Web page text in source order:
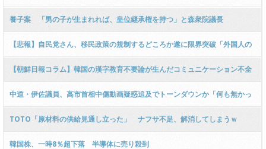
コに叩かれた！」と被害者ムーブを発動し炎上 ｗｗｗｗｗｗｗｗｗｗｗｗｗ
ｗｗｗｗｗｗｗ
養子案 「男の子が生まれれば、皇位継承権を持つ」と森衆院議長
【悲報】自民党さん、移民政策の規制するどころか遂に限界突破「外国人の
児童の為に日本語を教える教室を全国に作ります！！もちろん、税金で！」
ｗｗｗｗｗｗｗｗｗｗ
【朝鮮日報コラム】韓国の漢字教育不要論が生んだコミュニケーション不全
中道・伊佐議員、高市首相中傷動画疑惑追及でトーンダウンか「何も無かっ
たら良いねと思って、総理に確認してるだけ！」ｗｗｗｗｗｗｗｗｗｗｗｗ
ｗｗｗｗｗ
TOTO「原材料の供給見通し立った」 ナフサ不足、解消してしまうｗ
韓国株、一時8％超下落 半導体に売り殺到